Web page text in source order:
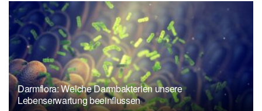
Darmflora: Welche Darmbakterien unsere
Lebenserwartung beeinflussen